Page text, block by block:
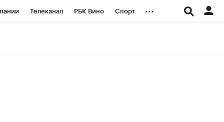
Телеканал РБК Вино Спорт ...